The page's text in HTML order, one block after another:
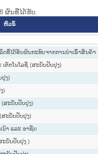
ຜົນທີ່ໄດ້ຮັບ.
ຫົວຂໍ້
ທີ່ໄດ້ຮັບຜົນກະທົບຈາກການນຳເຂົ້າສິນຄ້າ
ຕັກໂນໂລຊີ (ສະບັບປັບປຸງ)
ງ)
)
ສະບັບປັບປຸງ)
ະບັບປັບປຸງ)
າ ແລະ ອາຊີບ
ບັບປັບປຸງ )